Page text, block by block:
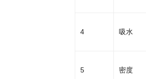
4 吸水
5 密度